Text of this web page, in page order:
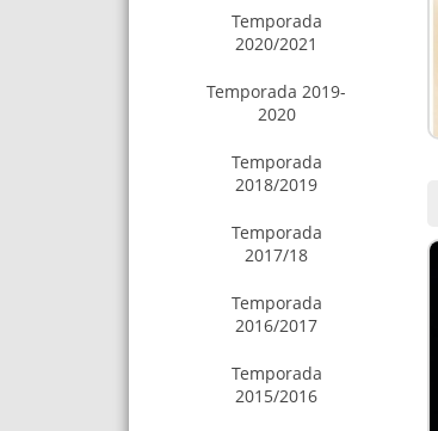
Temporada
2020/2021
Temporada 2019-
2020
Temporada
2018/2019
Temporada
2017/18
Temporada
2016/2017
Temporada
2015/2016